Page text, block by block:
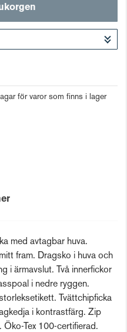
för varor som finns i lager
med avtagbar huva.
fram. Dragsko i huva och
i ärmavslut. Två innerfickor
i nedre ryggen.
Tvättchipficka
i kontrastfärg. Zip
Öko-Tex 100-certifierad.